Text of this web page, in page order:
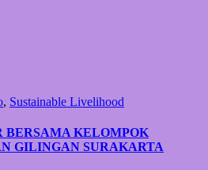
, Sustainable Livelihood
BERSAMA KELOMPOK
GILINGAN SURAKARTA